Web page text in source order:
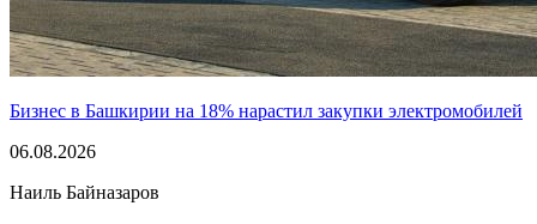
Бизнес в Башкирии на 18% нарастил закупки электромобилей
06.08.2026
Наиль Байназаров